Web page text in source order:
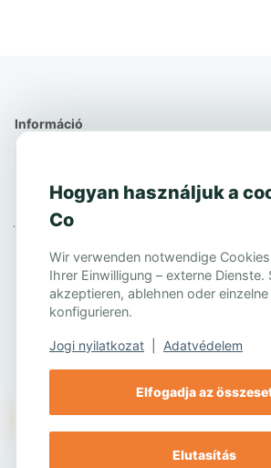
Elfogadja az
Elutasítás
Hogyan használjuk a
Co
Wir verwenden notwendige
Ihrer Einwilligung – externe Dienste.
akzeptieren, ablehnen oder
konfigurieren.
Jogi nyilatkozat Adatvédelem
Információ
Jogi információk
Jogi nyilatkozat
Általános szerződési feltételek
Elállási jog
szerződést